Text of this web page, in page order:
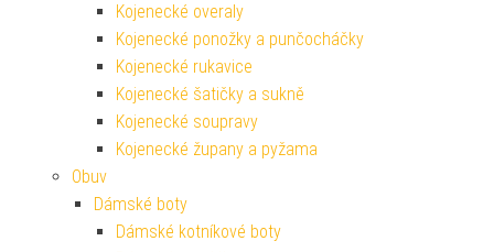
Kojenecké overaly
Kojenecké ponožky a punčocháčky
Kojenecké rukavice
Kojenecké šatičky a sukně
Kojenecké soupravy
Kojenecké župany a pyžama
Obuv
Dámské boty
Dámské kotníkové boty